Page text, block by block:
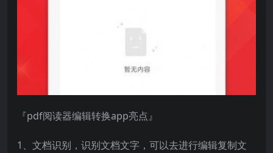
『pdf阅读器编辑转换app亮点』
1、文档识别，识别文档文字，可以去进行编辑复制文